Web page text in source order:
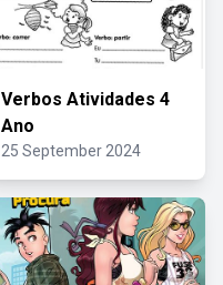
Verbos Atividades 4
Ano
25 September 2024